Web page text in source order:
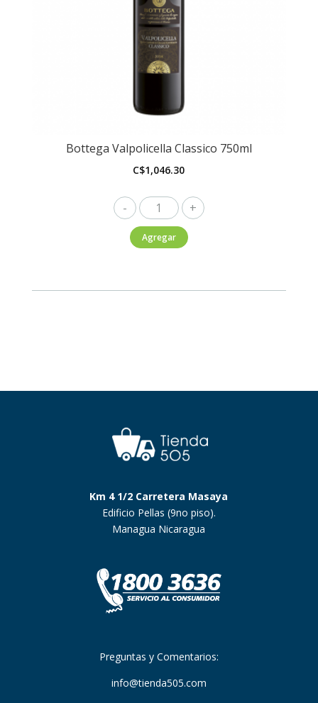
Bottega Valpolicella Classico 750ml
C$1,046.30
Bottega
Valpolicella
Classico
Agregar
Km 4 1/2 Carretera Masaya
Edificio Pellas (9no piso).
Managua Nicaragua
Preguntas y Comentarios:
info@tienda505.com